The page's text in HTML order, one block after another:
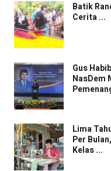
Batik
Cerita ...
Gus
NasDem
Lima
Per
Kelas ...